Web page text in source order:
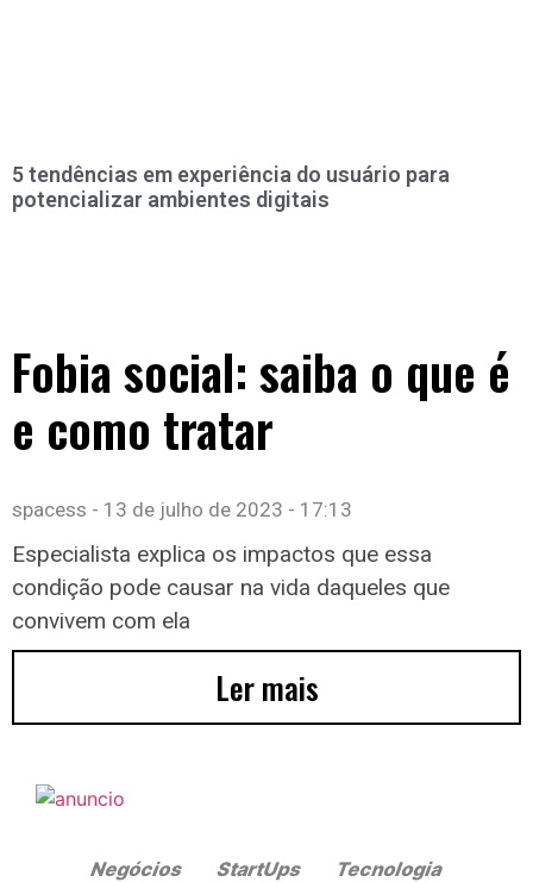
5 tendências em experiência do usuário para
potencializar ambientes digitais
Fobia social: saiba o que é
e como tratar
spacess 13 de julho de 2023 17:13
Especialista explica os impactos que essa
condição pode causar na vida daqueles que
convivem com ela
Ler mais